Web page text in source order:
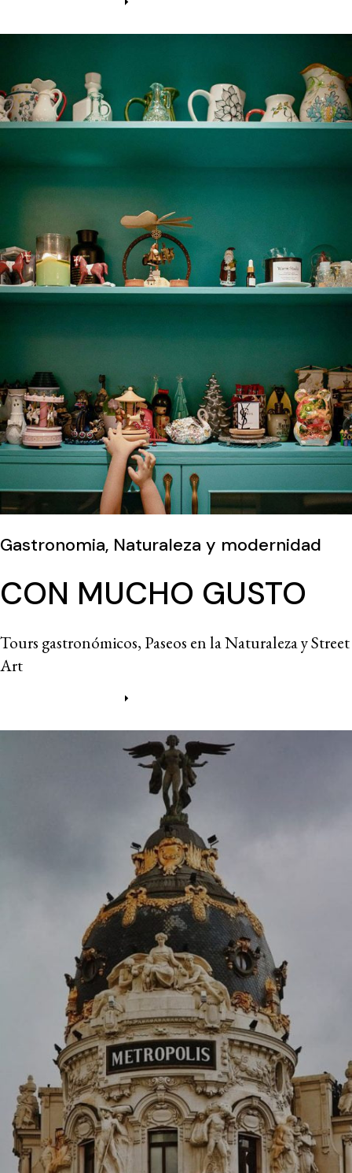
Gastronomia, Naturaleza y modernidad
CON MUCHO GUSTO
Tours gastronómicos, Paseos en la Naturaleza y Street
Art